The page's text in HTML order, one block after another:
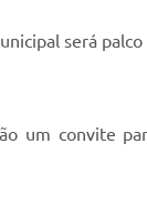
será
um convite